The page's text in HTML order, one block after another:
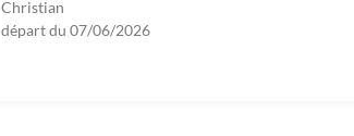
Christian
départ du 07/06/2026